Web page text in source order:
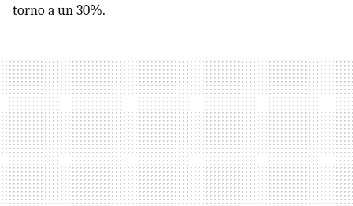
torno a un 30%.